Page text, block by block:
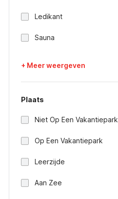
Ledikant
Sauna
+ Meer weergeven
Plaats
Niet Op Een Vakantiepark
Op Een Vakantiepark
Leerzijde
Aan Zee